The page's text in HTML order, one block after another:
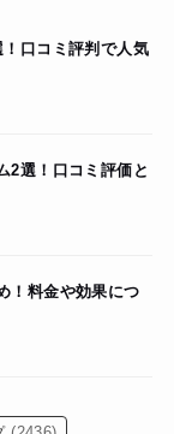
口コミ評判で人気
2選！口コミ評価と
！料金や効果につ